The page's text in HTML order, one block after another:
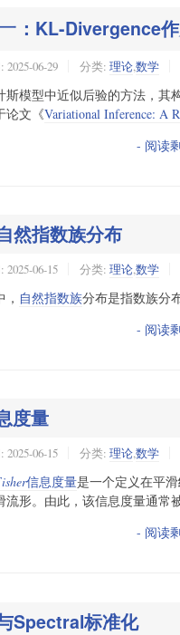
：KL-Divergence
2025-06-29 分类: 理论,数学
斯模型中近似后验的方法，其
论文《Variational Inference: A
- 阅读
然指数族分布
2025-06-15 分类: 理论,数学
自然指数族分布是指数族分
- 阅读
度量
2025-06-15 分类: 理论,数学
信息度量是一个定义在平滑
流形。由此，该信息度量通常
- 阅读
Spectral标准化